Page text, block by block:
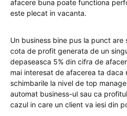
afacere buna poate functiona
este plecat in vacanta.
Un business bine pus la punct
cota de profit generata de un
depaseasca 5% din cifra de
mai interesat de afacerea ta daca
schimbarile la nivel de top
automat business-ul sau ca
cazul in care un client va iesi din